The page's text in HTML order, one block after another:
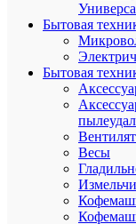
Бытовая
Бытовая
Весы